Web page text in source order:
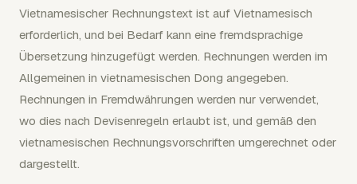
Vietnamesischer Rechnungstext ist auf Vietnamesisch
erforderlich, und bei Bedarf kann eine fremdsprachige
Übersetzung hinzugefügt werden. Rechnungen werden im
Allgemeinen in vietnamesischen Dong angegeben.
Rechnungen in Fremdwährungen werden nur verwendet,
wo dies nach Devisenregeln erlaubt ist, und gemäß den
vietnamesischen Rechnungsvorschriften umgerechnet oder
dargestellt.